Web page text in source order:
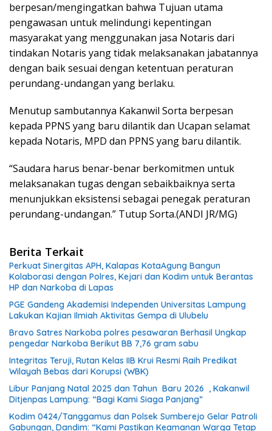
berpesan/mengingatkan bahwa Tujuan utama
pengawasan untuk melindungi kepentingan
masyarakat yang menggunakan jasa Notaris dari
tindakan Notaris yang tidak melaksanakan jabatannya
dengan baik sesuai dengan ketentuan peraturan
perundang-undangan yang berlaku.
Menutup sambutannya Kakanwil Sorta berpesan
kepada PPNS yang baru dilantik dan Ucapan selamat
kepada Notaris, MPD dan PPNS yang baru dilantik.
“Saudara harus benar-benar berkomitmen untuk
melaksanakan tugas dengan sebaikbaiknya serta
menunjukkan eksistensi sebagai penegak peraturan
perundang-undangan.” Tutup Sorta.(ANDI JR/MG)
Berita Terkait
Perkuat Sinergitas APH, Kalapas KotaAgung Bangun
Kolaborasi dengan Polres, Kejari dan Kodim untuk Berantas
HP dan Narkoba di Lapas
PGE Gandeng Akademisi Independen Universitas Lampung
Lakukan Kajian Ilmiah Aktivitas Gempa di Ulubelu
Bravo Satres Narkoba polres pesawaran Berhasil Ungkap
pengedar Narkoba Berikut BB 7,76 gram sabu
Integritas Teruji, Rutan Kelas IIB Krui Resmi Raih Predikat
Wilayah Bebas dari Korupsi (WBK)
Libur Panjang Natal 2025 dan Tahun Baru 2026 , Kakanwil
Ditjenpas Lampung: “Bagi Kami Siaga Panjang”
Kodim 0424/Tanggamus dan Polsek Sumberejo Gelar Patroli
Gabungan, Dandim: “Kami Pastikan Keamanan Warga Tetap